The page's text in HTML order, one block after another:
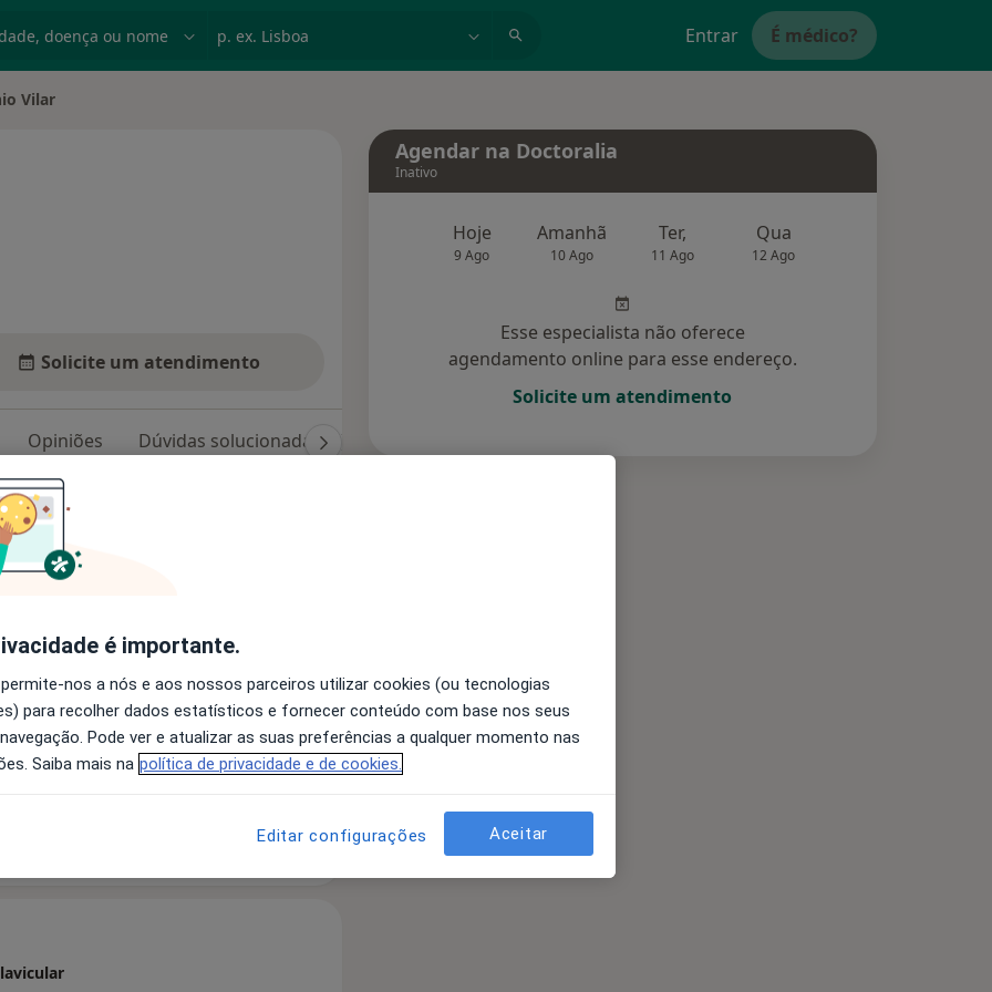
Entrar É médico?
Vilar
Solicite um atendimento
Opiniões Dúvidas solucionadas (6)
a ANDAR associação nacional dos
de Reumatologia
de reumatologia.
Osteoartrite Bursite +23a11y_sr_more_diseases
Agendar na Doctoralia
Inativo
Hoje
9 Ago
Amanhã
10 Ago
Ter,
11 Ago
Qua
12 Ago
Esse especialista não oferece
agendamento online para esse endereço.
Solicite um atendimento
é importante.
nos a nós e aos nossos parceiros utilizar cookies (ou tecnologias
para recolher dados estatísticos e fornecer conteúdo com base nos seus
Pode ver e atualizar as suas preferências a qualquer momento nas
Saiba mais na política de privacidade e de cookies.
Editar configurações Aceitar